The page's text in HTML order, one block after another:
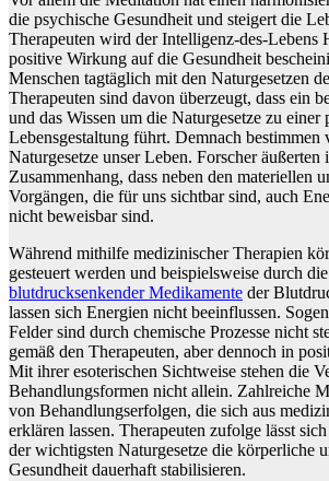
die psychische Gesundheit und steigert die
Therapeuten wird der Intelligenz-des-Lebens
positive Wirkung auf die Gesundheit
Menschen tagtäglich mit den Naturgesetzen
Therapeuten sind davon überzeugt, dass ein
und das Wissen um die Naturgesetze zu einer
Lebensgestaltung führt. Demnach bestimmen
Naturgesetze unser Leben. Forscher äußerten
Zusammenhang, dass neben den materiellen
Vorgängen, die für uns sichtbar sind, auch
nicht beweisbar sind.
Während mithilfe medizinischer Therapien
gesteuert werden und beispielsweise durch die
blutdrucksenkender Medikamente der
lassen sich Energien nicht beeinflussen.
Felder sind durch chemische Prozesse nicht
gemäß den Therapeuten, aber dennoch in
Mit ihrer esoterischen Sichtweise stehen die
Behandlungsformen nicht allein. Zahlreiche
von Behandlungserfolgen, die sich aus
erklären lassen. Therapeuten zufolge lässt
der wichtigsten Naturgesetze die körperliche
Gesundheit dauerhaft stabilisieren.